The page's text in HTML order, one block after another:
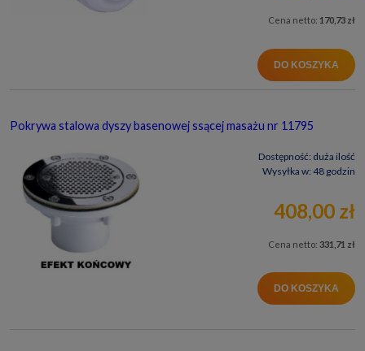
Cena netto: 170,73 zł
DO KOSZYKA
Pokrywa stalowa dyszy basenowej ssącej masażu nr 11795
Dostępność: duża ilość
Wysyłka w: 48 godzin
408,00 zł
Cena netto: 331,71 zł
DO KOSZYKA